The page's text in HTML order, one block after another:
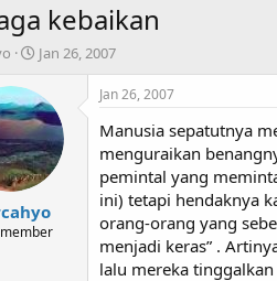
kebaikan
S
a
r
t
d
a
t
e
Jan 26, 2007
Jan 26, 2007
Manusia sepatutnya
menguraikan
pemintal yang
ini) tetapi hendaknya
orang-orang yang
menjadi keras” .
lalu mereka